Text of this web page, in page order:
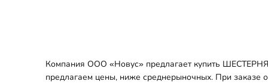
Компания ООО «Новус» предлагает купить ШЕСТЕРНЯ
предлагаем цены, ниже среднерыночных. При заказе